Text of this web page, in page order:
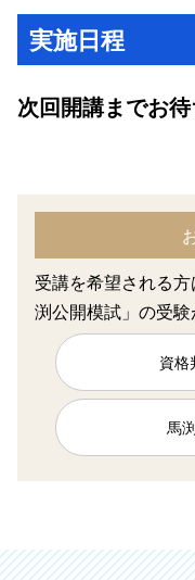
実施日程
次回開講までお待
受講を希望される
渕公開模試」の受験
資格
馬